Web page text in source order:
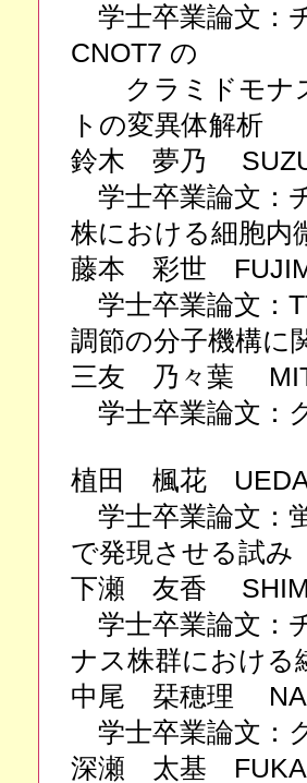
学士卒業論文：
CNOT7 の
クラミドモナス
トの変異体解析
鈴木 夢乃
学士卒業論文：
株における細胞内
藤本 彩世
学士卒業論文：
調節の分子機構に
三友 乃々葉
学士卒業論文：
植田 楓花 UEDA,
学士卒業論文：
で発現させる試み
下瀬 友香
学士卒業論文：
ナス株群における
中尾 栞穂理
学士卒業論文：
深瀬 太基